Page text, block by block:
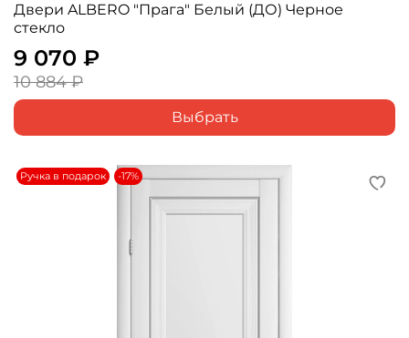
Двери ALBERO "Прага" Белый (ДО) Черное
стекло
9 070 ₽
10 884 ₽
Выбрать
Ручка в подарок -17%